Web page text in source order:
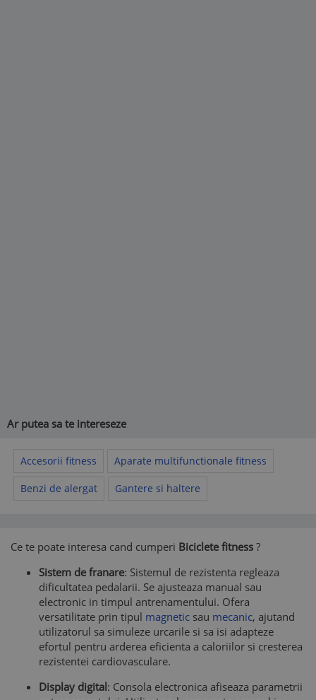
Ar putea sa te intereseze
Accesorii fitness Aparate multifunctionale fitness
Benzi de alergat Gantere si haltere
Ce te poate interesa cand cumperi Biciclete fitness ?
Sistem de franare: Sistemul de rezistenta regleaza
dificultatea pedalarii. Se ajusteaza manual sau
electronic in timpul antrenamentului. Ofera
versatilitate prin tipul magnetic sau mecanic, ajutand
utilizatorul sa simuleze urcarile si sa isi adapteze
efortul pentru arderea eficienta a caloriilor si cresterea
rezistentei cardiovasculare.
Display digital: Consola electronica afiseaza parametrii